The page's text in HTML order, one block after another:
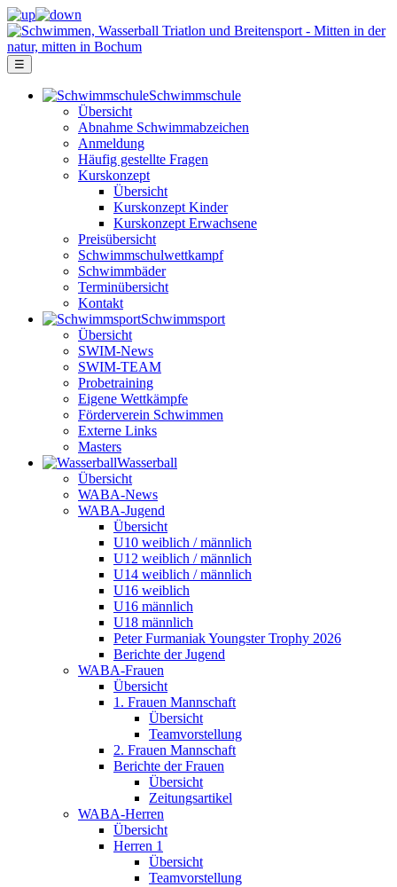
☰
Schwimm­schule
Übersicht
Ab­nah­me Schwimm­ab­zei­chen
Anmeldung
Häufig gestellte Fragen
Kurs­konzept
Übersicht
Kurskonzept Kinder
Kurskonzept Erwachsene
Preis­über­sicht
Schwimm­schul­wett­kampf
Schwimm­bäder
Terminübersicht
Kontakt
Schwimm­sport
Übersicht
SWIM-News
SWIM-TEAM
Probe­training
Eigene Wettkämpfe
Förderverein Schwimmen
Externe Links
Masters
Wasser­ball
Übersicht
WABA-News
WABA-Jugend
Übersicht
U10 weiblich / männlich
U12 weiblich / männlich
U14 weiblich / männlich
U16 weiblich
U16 männlich
U18 männlich
Peter Furmaniak Youngster Trophy 2026
Berichte der Jugend
WABA-Frauen
Übersicht
1. Frauen Mannschaft
Übersicht
Teamvorstellung
2. Frauen Mannschaft
Berichte der Frauen
Übersicht
Zeitungsartikel
WABA-Herren
Übersicht
Herren 1
Übersicht
Teamvorstellung